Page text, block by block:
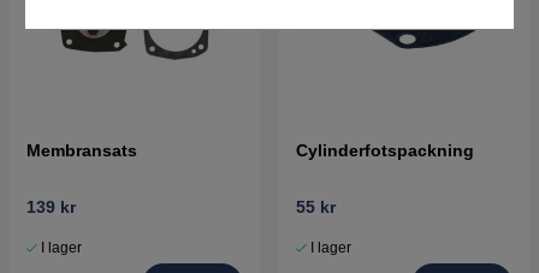
Membransats
139 kr
I lager
Cylinderfotspackning
55 kr
I lager